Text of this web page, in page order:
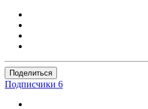
Поделиться
Подписчики 6